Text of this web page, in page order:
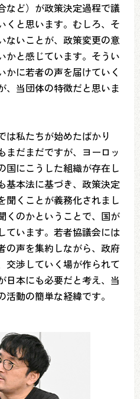
など）が政策決定過程で議
くと思います。むしろ、そ
ないことが、政策変更の意
かと感じています。そうい
かに若者の声を届けていく
、当団体の特徴だと思いま
は私たちが始めたばかり
まだまだですが、ヨーロッ
国にこうした組織が存在し
基本法に基づき、政策決定
聞くことが義務化されまし
くのかということで、国が
ています。若者協議会には
の声を集約しながら、政府
交渉していく場が作られて
日本にも必要だと考え、当
動の簡単な経緯です。